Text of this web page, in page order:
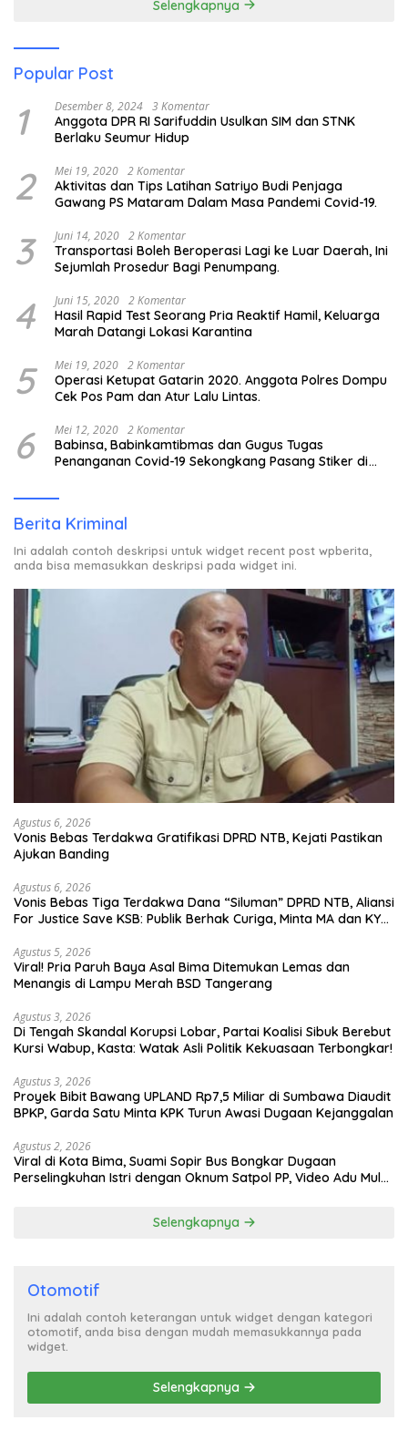
Selengkapnya
Popular Post
1 Desember 8, 2024 3 Komentar
Anggota DPR RI Sarifuddin Usulkan SIM dan STNK
Berlaku Seumur Hidup
2 Mei 19, 2020 2 Komentar
Aktivitas dan Tips Latihan Satriyo Budi Penjaga
Gawang PS Mataram Dalam Masa Pandemi Covid-19.
3 Juni 14, 2020 2 Komentar
Transportasi Boleh Beroperasi Lagi ke Luar Daerah, Ini
Sejumlah Prosedur Bagi Penumpang.
4 Juni 15, 2020 2 Komentar
Hasil Rapid Test Seorang Pria Reaktif Hamil, Keluarga
Marah Datangi Lokasi Karantina
5 Mei 19, 2020 2 Komentar
Operasi Ketupat Gatarin 2020. Anggota Polres Dompu
Cek Pos Pam dan Atur Lalu Lintas.
6 Mei 12, 2020 2 Komentar
Babinsa, Babinkamtibmas dan Gugus Tugas
Penanganan Covid-19 Sekongkang Pasang Stiker di
Berita Kriminal
Ini adalah contoh deskripsi untuk widget recent post wpberita,
anda bisa memasukkan deskripsi pada widget ini.
Agustus 6, 2026
Vonis Bebas Terdakwa Gratifikasi DPRD NTB, Kejati Pastikan
Ajukan Banding
Agustus 6, 2026
Vonis Bebas Tiga Terdakwa Dana “Siluman” DPRD NTB, Aliansi
For Justice Save KSB: Publik Berhak Curiga, Minta MA dan KY
Agustus 5, 2026
Viral! Pria Paruh Baya Asal Bima Ditemukan Lemas dan
Menangis di Lampu Merah BSD Tangerang
Agustus 3, 2026
Di Tengah Skandal Korupsi Lobar, Partai Koalisi Sibuk Berebut
Kursi Wabup, Kasta: Watak Asli Politik Kekuasaan Terbongkar!
Agustus 3, 2026
Proyek Bibit Bawang UPLAND Rp7,5 Miliar di Sumbawa Diaudit
BPKP, Garda Satu Minta KPK Turun Awasi Dugaan Kejanggalan
Agustus 2, 2026
Viral di Kota Bima, Suami Sopir Bus Bongkar Dugaan
Perselingkuhan Istri dengan Oknum Satpol PP, Video Adu Mulut
Selengkapnya
Otomotif
Ini adalah contoh keterangan untuk widget dengan kategori
otomotif, anda bisa dengan mudah memasukkannya pada
widget.
Selengkapnya